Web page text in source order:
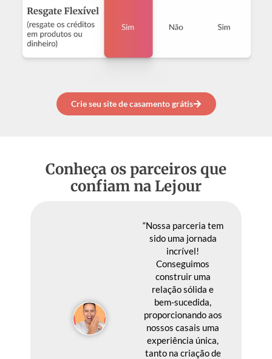
Crie seu site de casamento grátis
Conheça os parceiros que
confiam na Lejour
“Nossa parceria tem
sido uma jornada
incrível!
Conseguimos
construir uma
relação sólida e
bem-sucedida,
proporcionando aos
nossos casais uma
experiência única,
tanto na criação de